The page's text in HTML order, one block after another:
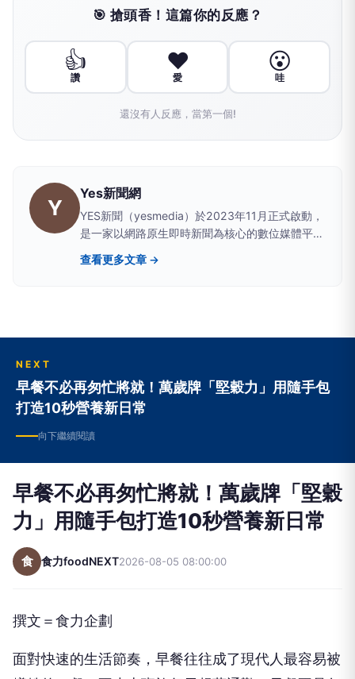
🎯 搶頭香！這篇你的反應？
👍
讚
❤️
愛
😮
哇
還沒有人反應，當第一個!
Y
Yes新聞網
YES新聞（yesmedia）於2023年11月正式啟動，
是一家以網路原生即時新聞為核心的數位媒體平
台，致力於打造具影響力與公信力的新世代新聞媒
體，並持續深耕數位新聞生態系，成為提供最多
聞不再只是被閱讀，而能被理解、被分享、被轉化
查看更多文章 →
NEXT
早餐不必再匆忙將就！萬歲牌「堅穀力」用隨手包
打造10秒營養新日常
向下繼續閱讀
早餐不必再匆忙將就！萬歲牌「堅穀
力」用隨手包打造10秒營養新日常
食 食力foodNEXT2026-08-05 08:00:00
撰文＝食力企劃
面對快速的生活節奏，早餐往往成了現代人最容易被